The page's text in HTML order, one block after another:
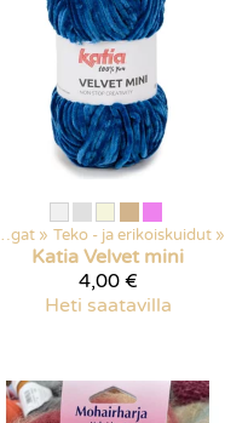
Langat ‪» Teko - ja erikoiskuidut ‪»
Katia Velvet mini
4,00 €
Heti saatavilla